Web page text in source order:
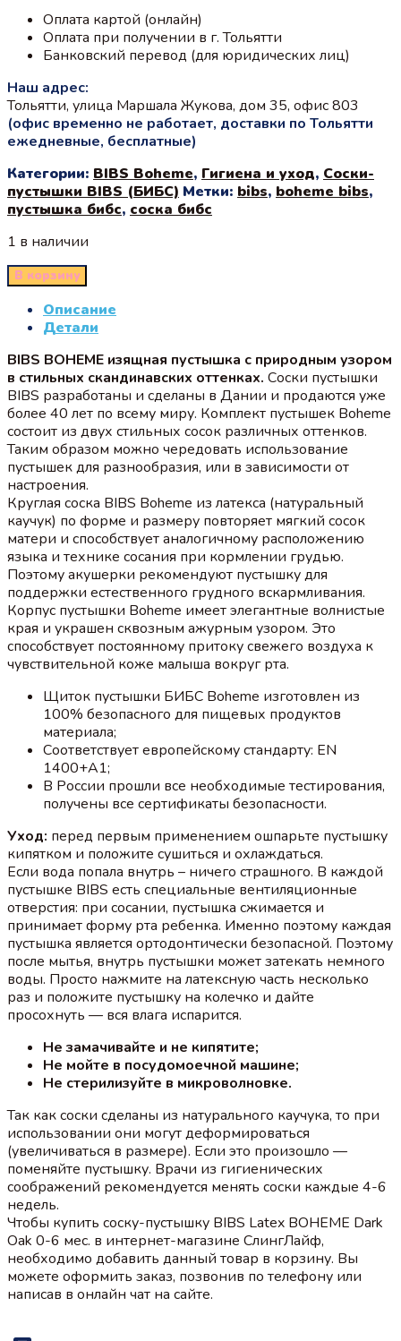
Оплата картой (онлайн)
Оплата при получении в г. Тольятти
Банковский перевод (для юридических лиц)
Наш адрес:
Тольятти, улица Маршала Жукова, дом 35, офис 803
(офис временно не работает, доставки по Тольятти
ежедневные, бесплатные)
Категории: BIBS Boheme, Гигиена и уход, Соски-
пустышки BIBS (БИБС) Метки: bibs, boheme bibs,
пустышка бибс, соска бибс
1 в наличии
В корзину
Описание
Детали
BIBS BOHEME изящная пустышка с природным узором
в стильных скандинавских оттенках. Соски пустышки
BIBS разработаны и сделаны в Дании и продаются уже
более 40 лет по всему миру. Комплект пустышек Boheme
состоит из двух стильных сосок различных оттенков.
Таким образом можно чередовать использование
пустышек для разнообразия, или в зависимости от
настроения.
Круглая соска BIBS Boheme из латекса (натуральный
каучук) по форме и размеру повторяет мягкий сосок
матери и способствует аналогичному расположению
языка и технике сосания при кормлении грудью.
Поэтому акушерки рекомендуют пустышку для
поддержки естественного грудного вскармливания.
Корпус пустышки Boheme имеет элегантные волнистые
края и украшен сквозным ажурным узором. Это
способствует постоянному притоку свежего воздуха к
чувствительной коже малыша вокруг рта.
Щиток пустышки БИБС Boheme изготовлен из
100% безопасного для пищевых продуктов
материала;
Соответствует европейскому стандарту: EN
1400+A1;
В России прошли все необходимые тестирования,
получены все сертификаты безопасности.
Уход: перед первым применением ошпарьте пустышку
кипятком и положите сушиться и охлаждаться.
Если вода попала внутрь – ничего страшного. В каждой
пустышке BIBS есть специальные вентиляционные
отверстия: при сосании, пустышка сжимается и
принимает форму рта ребенка. Именно поэтому каждая
пустышка является ортодонтически безопасной. Поэтому
после мытья, внутрь пустышки может затекать немного
воды. Просто нажмите на латексную часть несколько
раз и положите пустышку на колечко и дайте
просохнуть — вся влага испарится.
Не замачивайте и не кипятите;
Не мойте в посудомоечной машине;
Не стерилизуйте в микроволновке.
Так как соски сделаны из натурального каучука, то при
использовании они могут деформироваться
(увеличиваться в размере). Если это произошло —
поменяйте пустышку. Врачи из гигиенических
соображений рекомендуется менять соски каждые 4-6
недель.
Чтобы купить соску-пустышку BIBS Latex BOHEME Dark
Oak 0-6 мес. в интернет-магазине СлингЛайф,
необходимо добавить данный товар в корзину. Вы
можете оформить заказ, позвонив по телефону или
написав в онлайн чат на сайте.